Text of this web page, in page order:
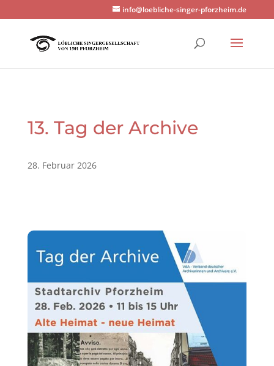
info@loebliche-singer-pforzheim.de
13. Tag der Archive
28. Februar 2026